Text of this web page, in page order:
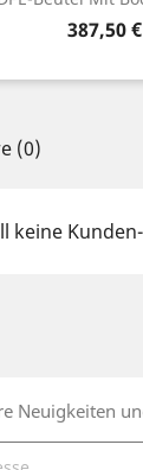
Preis
387,50 €
(0)
keine
Neuigkeiten